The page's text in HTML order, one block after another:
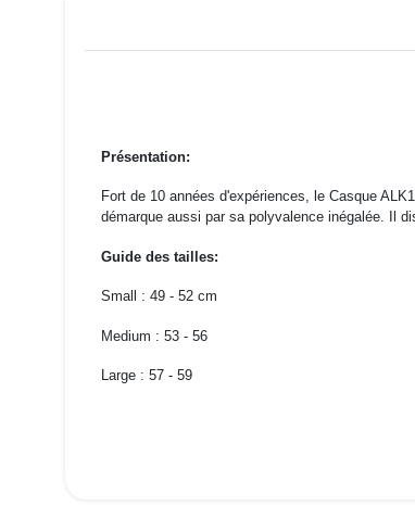
Présentation:
Fort de 10 années d'expériences, le Casque
démarque aussi par sa polyvalence inégalée.
Il
Guide des tailles:
Small : 49 - 52 cm
Medium : 53 - 56
Large : 57 - 59